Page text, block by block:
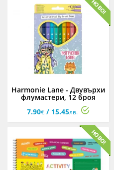
Harmonie Lane - Двувърхи
флумастери, 12 броя
7.90€ / 15.45лв.